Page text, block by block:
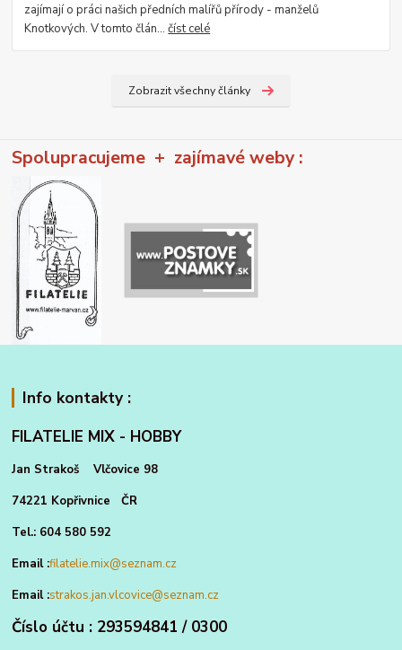
zajímají o práci našich předních malířů přírody - manželů
Knotkových. V tomto člán...číst celé
Zobrazit všechny články
Spolupracujeme + zajímavé weby :
Info kontakty :
FILATELIE MIX - HOBBY
Jan Strakoš Vlčovice 98
74221 Kopřivnice ČR
Tel.: 604 580 592
Email :filatelie.mix@seznam.cz
Email :strakos.jan.vlcovice@seznam.cz
Číslo účtu : 293594841 / 0300